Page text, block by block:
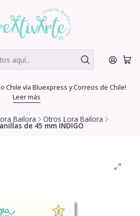
Chile vía Bluexpress y Correos de Chile!
Leer más
Bailora Otros Lora Bailora
de 45 mm INDIGO